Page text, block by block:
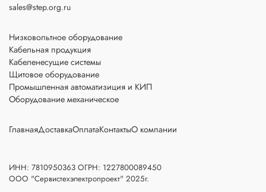
sales@step.org.ru
ГлавнаяДоставкаОплатаКонтактыО компании
Низковольтное оборудование
Кабельная продукция
Кабеленесущие системы
Щитовое оборудование
Промышленная автоматизиция и КИП
Оборудование механическое
ИНН: 7810950363 ОГРН: 1227800089450
ООО "Сервистехэлектропроект" 2025г.